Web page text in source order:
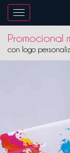
Nawigacja
Promocional
con logo